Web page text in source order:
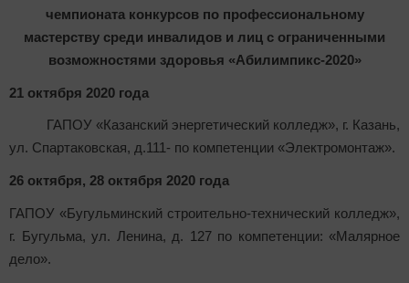
чемпионата конкурсов по профессиональному
мастерству среди инвалидов и лиц с ограниченными
возможностями здоровья «Абилимпикс-2020»
21 октября 2020 года
ГАПОУ «Казанский энергетический колледж», г. Казань,
ул. Спартаковская, д.111- по компетенции «Электромонтаж».
26 октября, 28 октября 2020 года
ГАПОУ «Бугульминский строительно-технический колледж»,
г. Бугульма, ул. Ленина, д. 127 по компетенции: «Малярное
дело».